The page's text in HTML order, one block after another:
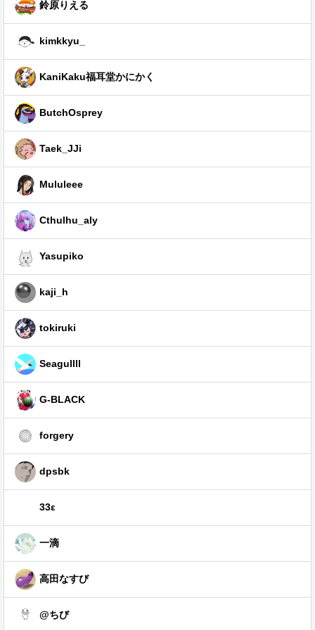
鈴原りえる
kimkkyu_
KaniKaku福耳堂かにかく
ButchOsprey
Taek_JJi
Mululeee
Cthulhu_aly
Yasupiko
kaji_h
tokiruki
Seagullll
G-BLACK
forgery
dpsbk
33ε
一滴
高田なすび
@ちび